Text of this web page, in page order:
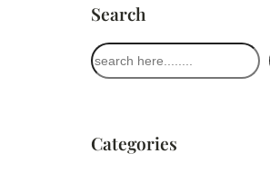
Search
搜
尋
Categories